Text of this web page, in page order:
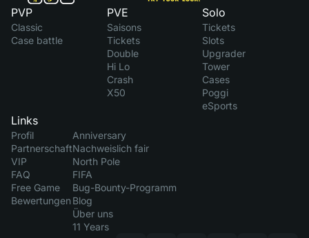
PVP
Classic
Case battle
PVE
Saisons
Tickets
Double
Hi Lo
Crash
X50
Solo
Tickets
Slots
Upgrader
Tower
Cases
Poggi
eSports
Links
Profil
Partnerschaft
VIP
FAQ
Free Game
Bewertungen
Anniversary
Nachweislich fair
North Pole
FIFA
Bug-Bounty-Programm
Blog
Über uns
11 Years